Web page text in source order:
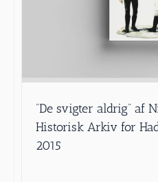
”De svigter aldrig” af
Historisk Arkiv for
2015